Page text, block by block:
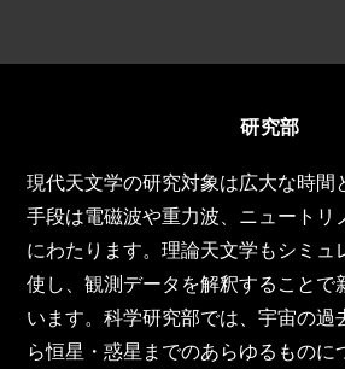
研究部
現代天文学の研究対象は広大な時間
手段は電磁波や重力波、ニュートリ
にわたります。理論天文学もシミュ
使し、観測データを解釈することで
います。科学研究部では、宇宙の過
ら恒星・惑星までのあらゆるものに